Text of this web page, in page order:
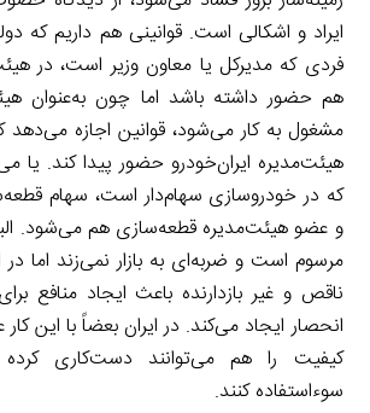
ایراد و اشکالی است. قوانینی هم داریم که
فردی که مدیرکل یا معاون وزیر است، در
هم حضور داشته باشد اما چون به‌عنوان
مشغول به کار می‌شود، قوانین اجازه می‌دهد
هیئت‌مدیره ایران‌خودرو حضور پیدا کند. یا
که در خودروسازی سهام‌دار است، سهام
و عضو هیئت‌مدیره قطعه‌سازی هم می‌شود.
مرسوم است و ضربه‌ای به بازار نمی‌زند اما در
ناقص و غیر بازدارنده باعث ایجاد منافع
انحصار ایجاد می‌کند. در ایران بعضاً با این کار
کیفیت را هم می‌توانند دست‌کاری
سوءاستفاده کنند.